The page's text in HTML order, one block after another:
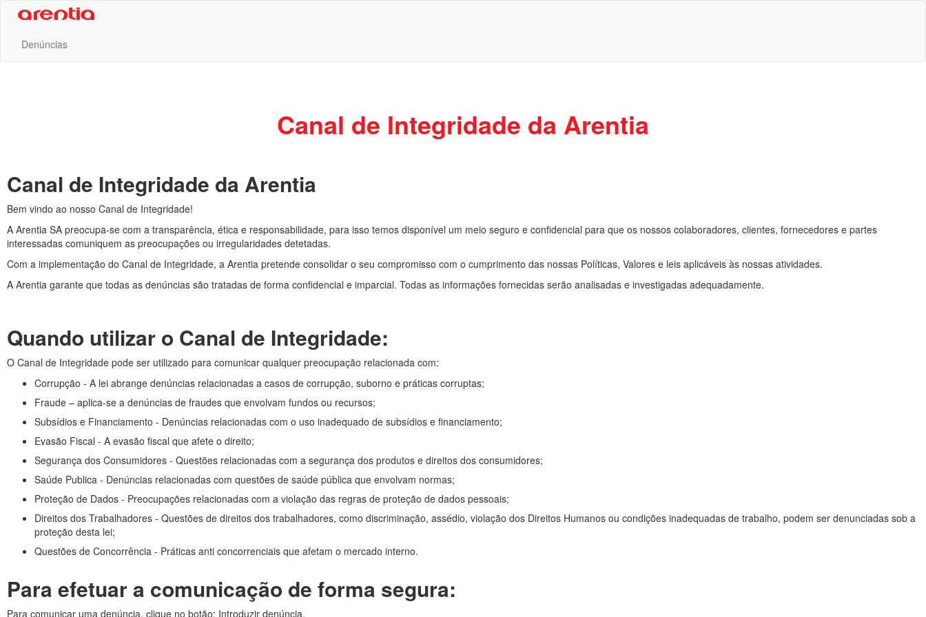
Denúncias
Canal de Integridade da Arentia
Canal de Integridade da Arentia
Bem vindo ao nosso Canal de Integridade!
A Arentia SA preocupa-se com a transparência, ética e responsabilidade, para isso temos disponível um meio seguro e confidencial para que os nossos colaboradores, clientes, fornecedores e partes
interessadas comuniquem as preocupações ou irregularidades detetadas.
Com a implementação do Canal de Integridade, a Arentia pretende consolidar o seu compromisso com o cumprimento das nossas Políticas, Valores e leis aplicáveis às nossas atividades.
A Arentia garante que todas as denúncias são tratadas de forma confidencial e imparcial. Todas as informações fornecidas serão analisadas e investigadas adequadamente.
Quando utilizar o Canal de Integridade:
O Canal de Integridade pode ser utilizado para comunicar qualquer preocupação relacionada com:
Corrupção - A lei abrange denúncias relacionadas a casos de corrupção, suborno e práticas corruptas;
Fraude – aplica-se a denúncias de fraudes que envolvam fundos ou recursos;
Subsídios e Financiamento - Denúncias relacionadas com o uso inadequado de subsídios e financiamento;
Evasão Fiscal - A evasão fiscal que afete o direito;
Segurança dos Consumidores - Questões relacionadas com a segurança dos produtos e direitos dos consumidores;
Saúde Publica - Denúncias relacionadas com questões de saúde pública que envolvam normas;
Proteção de Dados - Preocupações relacionadas com a violação das regras de proteção de dados pessoais;
Direitos dos Trabalhadores - Questões de direitos dos trabalhadores, como discriminação, assédio, violação dos Direitos Humanos ou condições inadequadas de trabalho, podem ser denunciadas sob a
proteção desta lei;
Questões de Concorrência - Práticas anti concorrenciais que afetam o mercado interno.
Para efetuar a comunicação de forma segura:
Para comunicar uma denúncia, clique no botão: Introduzir denúncia.